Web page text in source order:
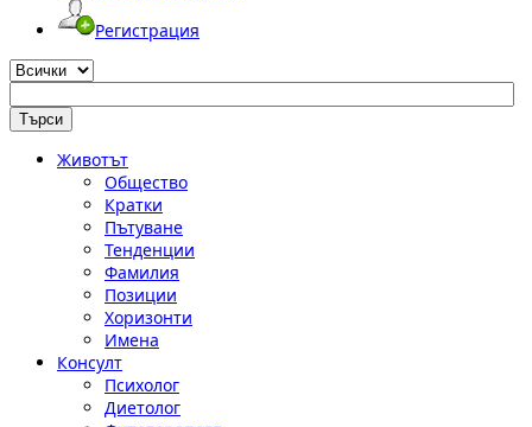
Регистрация
Животът
Общество
Кратки
Пътуване
Тенденции
Фамилия
Позиции
Хоризонти
Имена
Консулт
Психолог
Диетолог